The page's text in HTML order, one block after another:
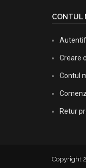
CONTUL
Creare
Contul
Retur
Copyright